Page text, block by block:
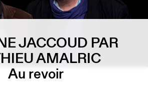
JACCOUD PAR
AMALRIC
Au revoir